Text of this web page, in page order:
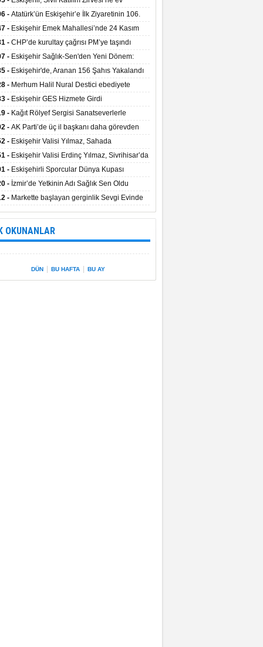
yaptı.
- Atatürk’ün Eskişehir’e İlk Ziyaretinin 106.
Kutlandı
- Eskişehir Emek Mahallesi’nde 24 Kasım
törenle hizmete girdi
- CHP’de kurultay çağrısı PM’ye taşındı
- Eskişehir Sağlık-Sen'den Yeni Dönem:
Teslim Alındı
- Eskişehir'de, Aranan 156 Şahıs Yakalandı
- Merhum Halil Nural Destici ebediyete
- Eskişehir GES Hizmete Girdi
- Kağıt Rölyef Sergisi Sanatseverlerle
- AK Parti’de üç il başkanı daha görevden
- Eskişehir Valisi Yılmaz, Sahada
Bulundu
- Eskişehir Valisi Erdinç Yılmaz, Sivrihisar’da
- Eskişehirli Sporcular Dünya Kupası
Vali Yılmaz’la Paylaştı
- İzmir’de Yetkinin Adı Sağlık Sen Oldu
- Markette başlayan gerginlik Sevgi Evinde
OKUNANLAR
DÜN BU HAFTA BU AY